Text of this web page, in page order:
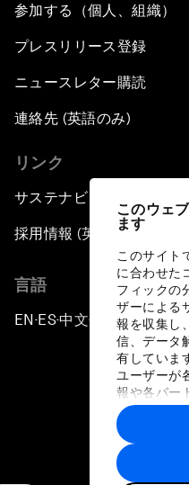
このウェ
ます
このサイト
に合わせた
フィックの
ザーによる
報を収集し
信、データ
有していま
ユーザーが
報や各パー
に収集され
トナーによ
す。
参加する（個人、組織）
プレスリリース登録
ニュースレター購読
連絡先 (英語のみ)
リンク
サステナビリティへの取り
採用情報 (英語のみ)
言語
EN ▪ES▪中文▪ 日本語
プライバシー
サ